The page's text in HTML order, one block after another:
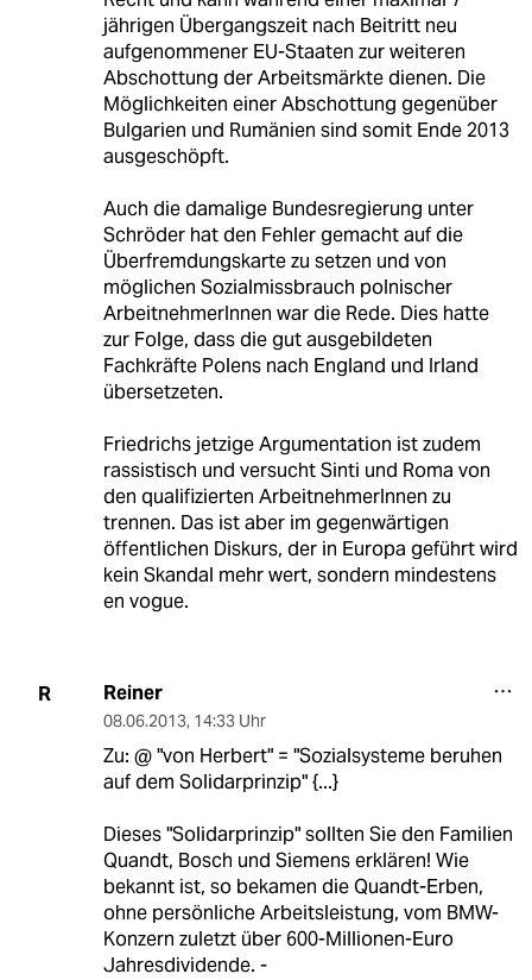
jährigen Übergangszeit nach Beitritt neu
aufgenommener EU-Staaten zur weiteren
Abschottung der Arbeitsmärkte dienen. Die
Möglichkeiten einer Abschottung gegenüber
Bulgarien und Rumänien sind somit Ende 2013
ausgeschöpft.
Auch die damalige Bundesregierung unter
Schröder hat den Fehler gemacht auf die
Überfremdungskarte zu setzen und von
möglichen Sozialmissbrauch polnischer
ArbeitnehmerInnen war die Rede. Dies hatte
zur Folge, dass die gut ausgebildeten
Fachkräfte Polens nach England und Irland
übersetzeten.
Friedrichs jetzige Argumentation ist zudem
rassistisch und versucht Sinti und Roma von
den qualifizierten ArbeitnehmerInnen zu
trennen. Das ist aber im gegenwärtigen
öffentlichen Diskurs, der in Europa geführt wird
kein Skandal mehr wert, sondern mindestens
en vogue.
R Reiner
08.06.2013, 14:33 Uhr
Zu: @ "von Herbert" = "Sozialsysteme beruhen
auf dem Solidarprinzip" {...}
Dieses "Solidarprinzip" sollten Sie den Familien
Quandt, Bosch und Siemens erklären! Wie
bekannt ist, so bekamen die Quandt-Erben,
ohne persönliche Arbeitsleistung, vom BMW-
Konzern zuletzt über 600-Millionen-Euro
Jahresdividende. -